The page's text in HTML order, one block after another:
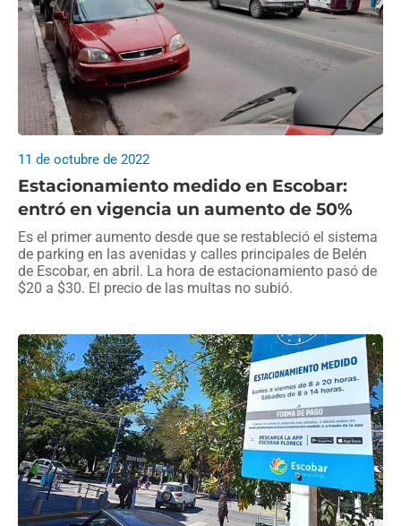
Estacionamiento medido en Escobar:
entró en vigencia un aumento de 50%
11 de octubre de 2022
Es el primer aumento desde que se restableció el sistema
de parking en las avenidas y calles principales de Belén
de Escobar, en abril. La hora de estacionamiento pasó de
$20 a $30. El precio de las multas no subió.